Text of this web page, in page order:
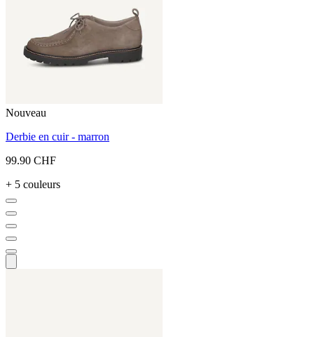
Nouveau
Derbie en cuir - marron
99.90 CHF
+ 5 couleurs